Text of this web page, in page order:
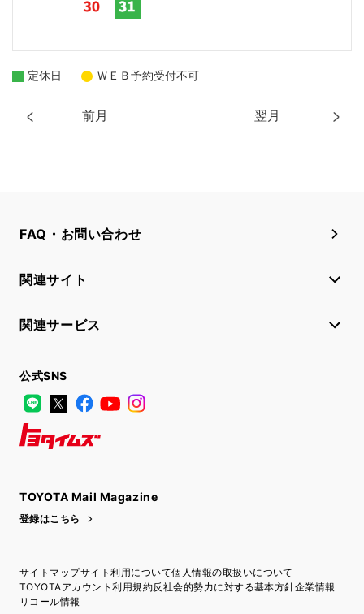
前月 翌月
定休日 ＷＥＢ予約受付不可
FAQ・お問い合わせ
関連サイト
関連サービス
公式SNS
LINE
X FacebookYouTube
TOYOTA Mail Magazine
登録はこちら
サイトマップサイト利用について個人情報の取扱いについて
TOYOTAアカウント利用規約反社会的勢力に対する基本方針企業情報
リコール情報